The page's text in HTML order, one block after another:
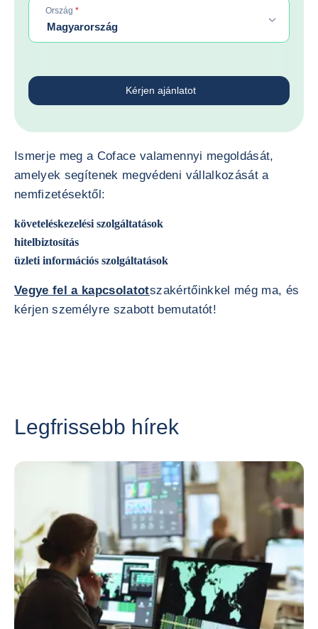
Ország *required
Magyarország
Kérjen ajánlatot
Ismerje meg a Coface valamennyi megoldását,
amelyek segítenek megvédeni vállalkozását a
nemfizetésektől:
követeléskezelési szolgáltatások
hitelbiztosítás
üzleti információs szolgáltatások
Vegye fel a kapcsolatotszakértőinkkel még ma, és
kérjen személyre szabott bemutatót!
Legfrissebb hírek